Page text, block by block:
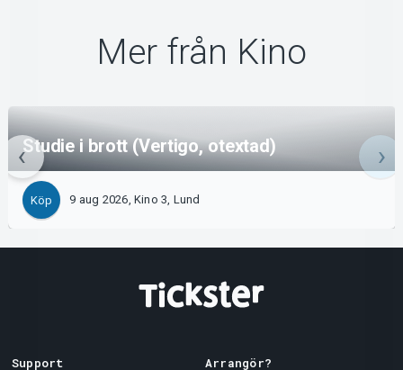
Mer från Kino
Studie i brott (Vertigo, otextad)
Köp 9 aug 2026, Kino 3, Lund
Support Arrangör?